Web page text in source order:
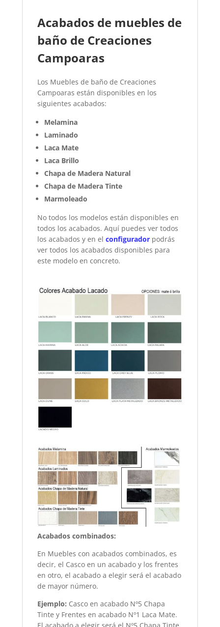
Acabados de muebles de
baño de Creaciones
Campoaras
Los Muebles de baño de Creaciones
Campoaras están disponibles en los
siguientes acabados:
Melamina
Laminado
Laca Mate
Laca Brillo
Chapa de Madera Natural
Chapa de Madera Tinte
Marmoleado
No todos los modelos están disponibles en
todos los acabados. Aquí puedes ver todos
los acabados y en el configuradorpodrás
ver todos los acabados disponibles para
este modelo en concreto.
Acabados combinados:
En Muebles con acabados combinados, es
decir, el Casco en un acabado y los frentes
en otro, el acabado a elegir será el acabado
de mayor número.
Ejemplo: Casco en acabado Nº5 Chapa
Tinte y Frentes en acabado Nº1 Laca Mate.